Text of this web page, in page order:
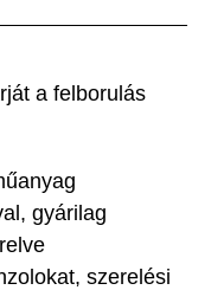
a felborulás
gyárilag
szerelési